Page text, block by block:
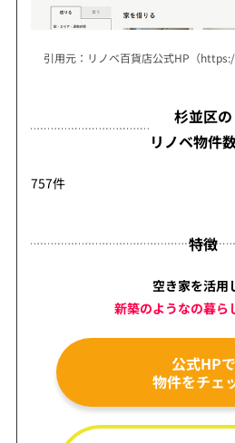
引用元：リノベ百貨店公式HP（
杉並区の
リノベ物件
757件
特徴
空き家を活用
新築のようなの暮ら
公式HPで
物件をチェ